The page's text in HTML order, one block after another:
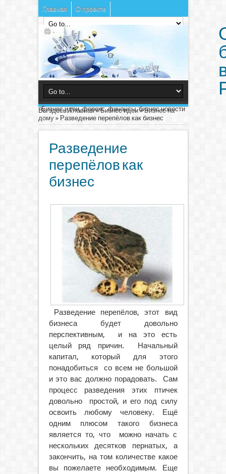
Главная О проекте
Бизнес идеи, форекс, финансы, бизнес новости
Вы здесь:Главная»Бизнес идеи»Бизнес на
дому» Разведение перепёлов как бизнес
Разведение
перепёлов как
бизнес
Разведение перепёлов, этот вид
бизнеса будет довольно
перспективным, и на это есть
целый ряд причин. Начальный
капитал, который для этого
понадобиться со всем не большой
и это вас должно порадовать. Сам
процесс разведения этих птичек
довольно простой, и его под силу
освоить любому человеку. Ещё
одним плюсом такого бизнеса
является то, что можно начать с
нескольких десятков пернатых, а
закончить, на том количестве какое
вы пожелаете необходимым. Еще